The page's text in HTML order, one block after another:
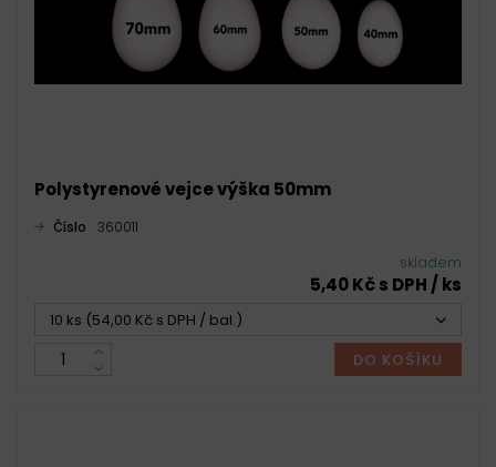
Polystyrenové vejce výška 50mm
Číslo 360011
skladem
5,40 Kč s DPH / ks
10 ks (54,00 Kč s DPH / bal.)
DO KOŠÍKU